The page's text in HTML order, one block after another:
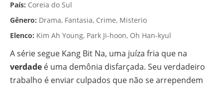
País: Coreia do Sul
Gênero: Drama, Fantasia, Crime, Misterio
Elenco: Kim Ah Young, Park Ji-hoon, Oh Han-kyul
A série segue Kang Bit Na, uma juíza fria que na
verdade é uma demônia disfarçada. Seu verdadeiro
trabalho é enviar culpados que não se arrependem